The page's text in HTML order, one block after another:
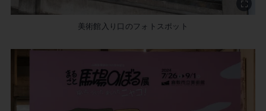
美術館入り口のフォトスポット